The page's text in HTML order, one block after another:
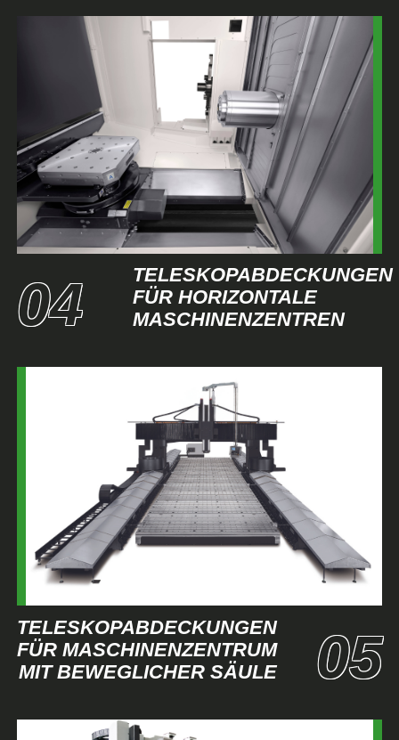
TELESKOPABDECKUNGEN
FÜR HORIZONTALE
MASCHINENZENTREN
TELESKOPABDECKUNGEN
FÜR MASCHINENZENTRUM
MIT BEWEGLICHER SÄULE